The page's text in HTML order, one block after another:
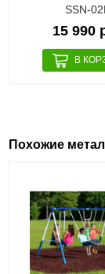
SSN-
15 990
Похожие